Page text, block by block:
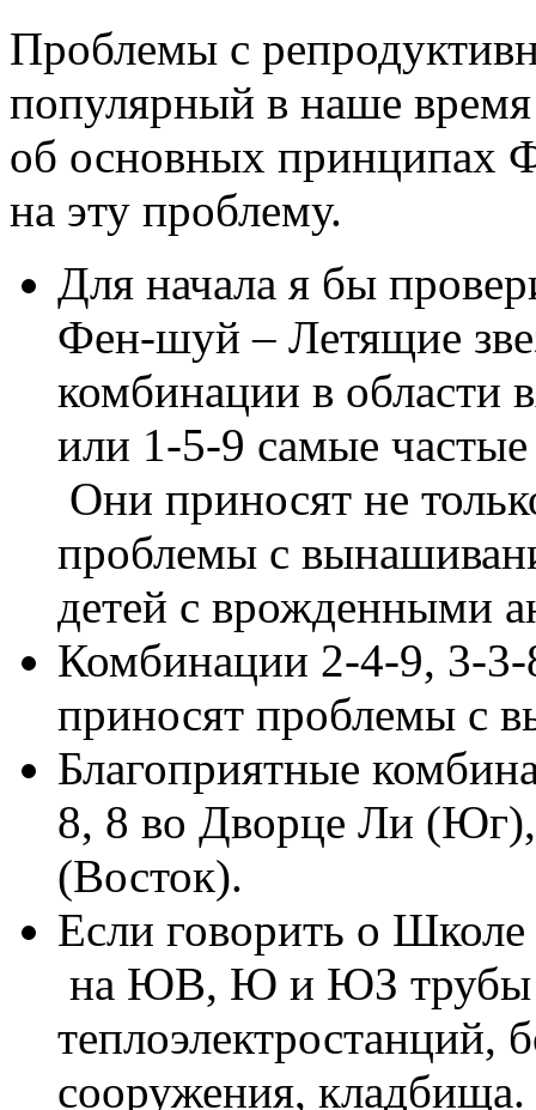
Проблемы с
популярный в наше
об основных принципах
на эту проблему.
Для начала я бы
Фен-шуй – Летящие
комбинации в области
или 1-5-9 самые
Они приносят не
проблемы с
детей с врожденными
Комбинации 2-4-9, 3-
приносят проблемы с
Благоприятные
8, 8 во Дворце Ли
(Восток).
Если говорить о
на ЮВ, Ю и ЮЗ трубы
теплоэлектростанций,
сооружения, кладбища.